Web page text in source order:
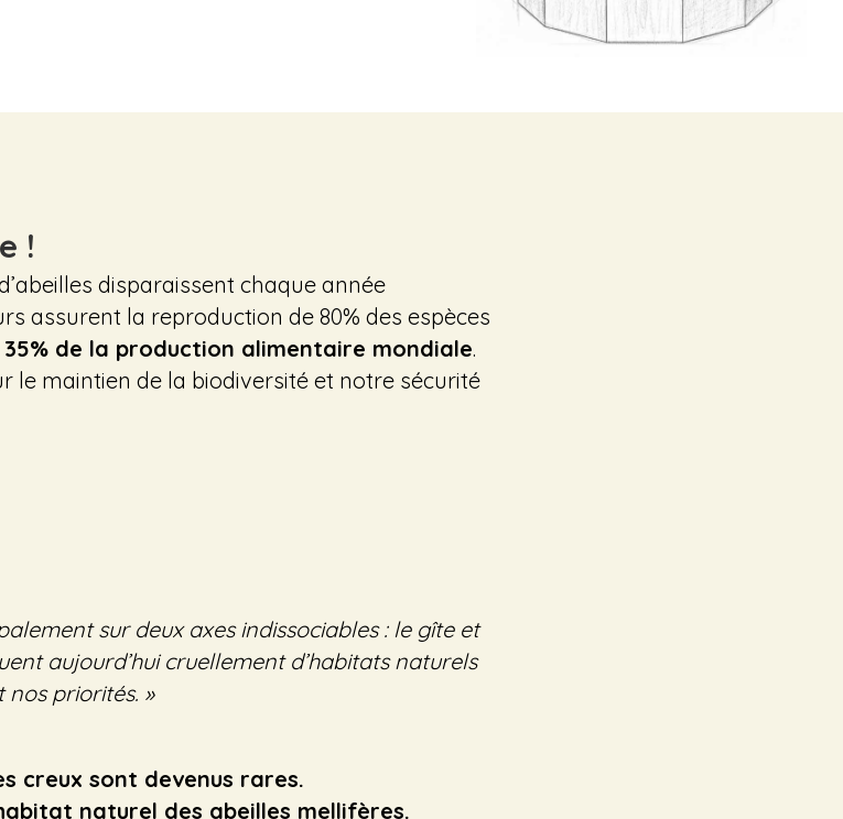
!
disparaissent chaque année
assurent la reproduction de 80% des espèces
35% de la production alimentaire mondiale.
le maintien de la biodiversité et notre sécurité
sur deux axes indissociables : le gîte et
aujourd’hui cruellement d’habitats naturels
nos priorités. »
creux sont devenus rares.
naturel des abeilles mellifères.